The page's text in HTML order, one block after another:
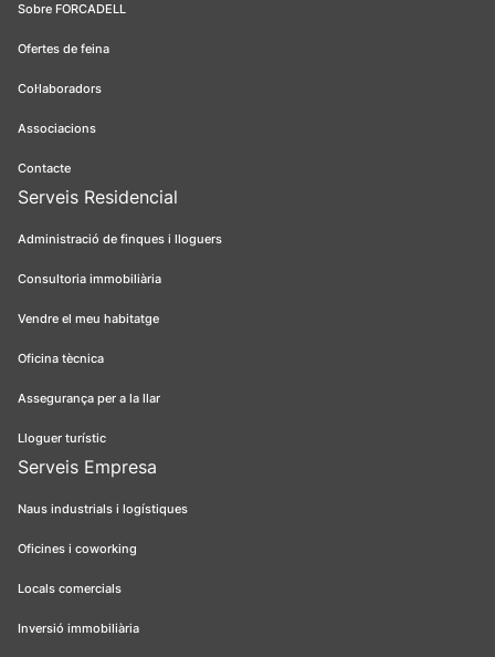
Sobre FORCADELL
Ofertes de feina
Col·laboradors
Associacions
Contacte
Serveis Residencial
Administració de finques i lloguers
Consultoria immobiliària
Vendre el meu habitatge
Oficina tècnica
Assegurança per a la llar
Lloguer turístic
Serveis Empresa
Naus industrials i logístiques
Oficines i coworking
Locals comercials
Inversió immobiliària